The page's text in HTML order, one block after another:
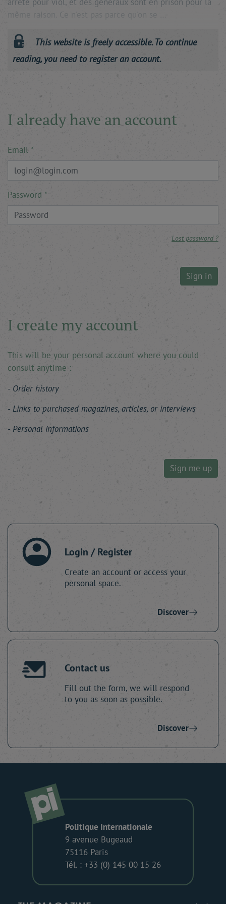
même raison. Ce n'est pas parce qu'on se …
This website is freely accessible. To continue
reading, you need to register an account.
I already have an account
Email
Password
Lost password ?
Sign in
I create my account
This will be your personal account where you could
consult anytime :
Order history
Links to purchased magazines, articles, or interviews
Personal informations
Sign me up
Login / Register
Create an account or access your
personal space.
Discover
Contact us
Fill out the form, we will respond
to you as soon as possible.
Discover
Politique Internationale
9 avenue Bugeaud
75116 Paris
Tél. : +33 (0) 145 00 15 26